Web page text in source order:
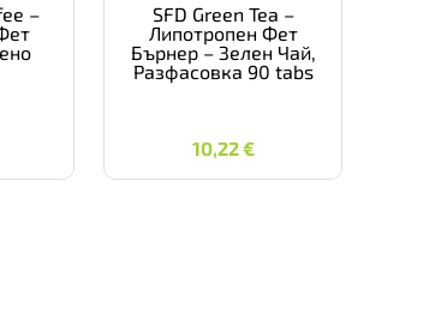
–
SFD Green Tea –
Липотропен Фет
Бърнер – Зелен Чай,
Разфасовка 90 tabs
10,22€
10,22 €